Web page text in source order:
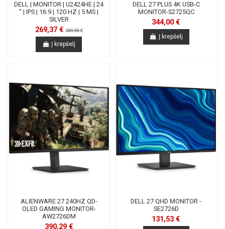
DELL | MONITOR | U2424HE | 24
" | IPS | 16:9 | 120 HZ | 5 MS |
SILVER
269,37 €269,90 €
Į krepšelį
DELL 27 PLUS 4K USB-C
MONITOR-S2725QC
344,00 €
Į krepšelį
ALIENWARE 27 240HZ QD-
OLED GAMING MONITOR-
AW2726DM
390,29 €
DELL 27 QHD MONITOR -
SE2726D
131,53 €